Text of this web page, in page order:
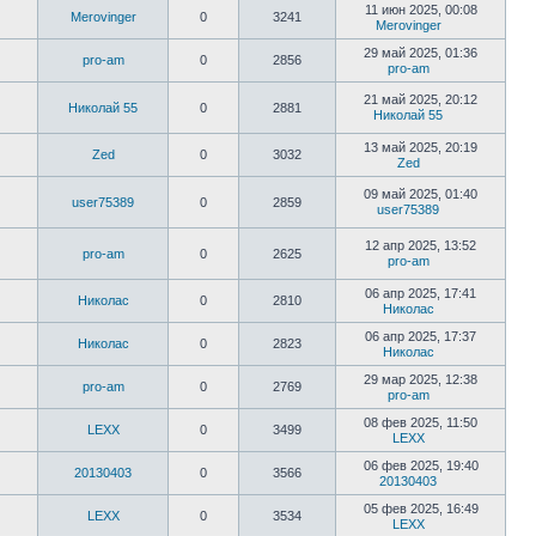
Merovinger 0 3241
11 июн 2025, 00:08
Merovinger
pro-am 0 2856
29 май 2025, 01:36
pro-am
Николай 55 0 2881
21 май 2025, 20:12
Николай 55
Zed 0 3032
13 май 2025, 20:19
Zed
user75389 0 2859
09 май 2025, 01:40
user75389
pro-am 0 2625
12 апр 2025, 13:52
pro-am
Николас 0 2810
06 апр 2025, 17:41
Николас
Николас 0 2823
06 апр 2025, 17:37
Николас
pro-am 0 2769
29 мар 2025, 12:38
pro-am
LEXX 0 3499
08 фев 2025, 11:50
LEXX
20130403 0 3566
06 фев 2025, 19:40
20130403
LEXX 0 3534
05 фев 2025, 16:49
LEXX